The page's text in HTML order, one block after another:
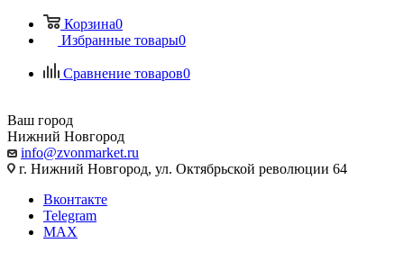
Корзина0
Избранные товары0
Сравнение товаров0
Ваш город
Нижний Новгород
info@zvonmarket.ru
г. Нижний Новгород, ул. Октябрьской революции 64
Вконтакте
Telegram
MAX